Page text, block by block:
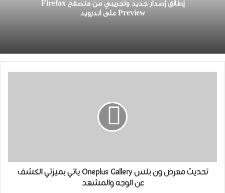
إطلاق ﺇﺻﺪﺍﺭ ﺟﺪﻳﺪ ﻭﺗﺠﺮﻳﺒﻲ ﻣﻦ متصفح Firefox
Preview على اندرويد
تحديث معرض ون بلس Oneplus Gallery ياتي بميزتي ﺍﻟﻜﺸﻒ
ﻋﻦ ﺍﻟﻮﺟﻪ والمشهد